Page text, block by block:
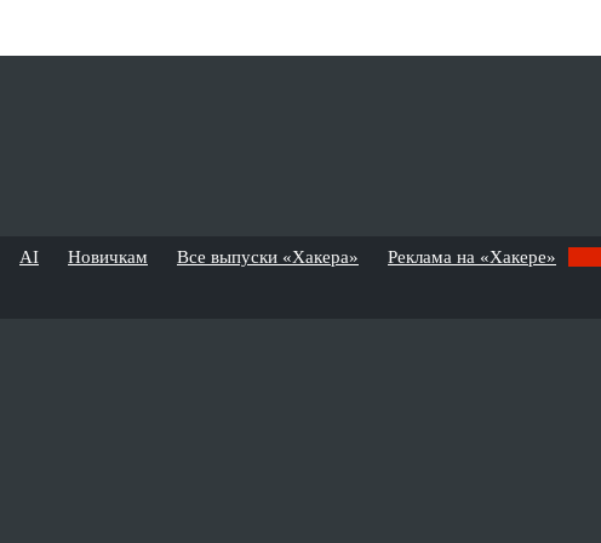
AI Новичкам Все выпуски «Хакера» Реклама на «Хакере»